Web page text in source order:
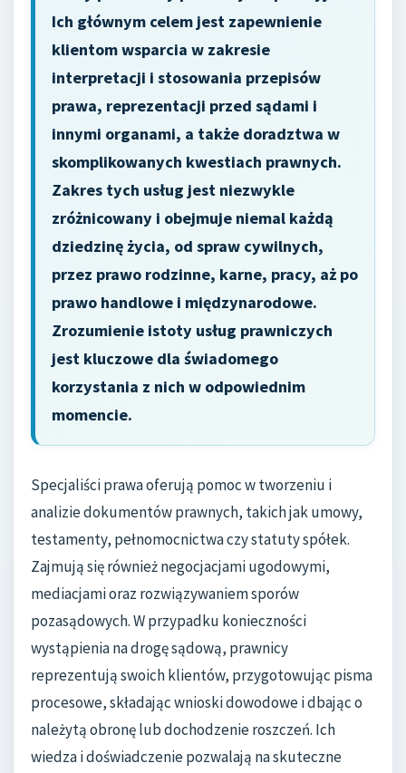
Ich głównym celem jest zapewnienie
klientom wsparcia w zakresie
interpretacji i stosowania przepisów
prawa, reprezentacji przed sądami i
innymi organami, a także doradztwa w
skomplikowanych kwestiach prawnych.
Zakres tych usług jest niezwykle
zróżnicowany i obejmuje niemal każdą
dziedzinę życia, od spraw cywilnych,
przez prawo rodzinne, karne, pracy, aż po
prawo handlowe i międzynarodowe.
Zrozumienie istoty usług prawniczych
jest kluczowe dla świadomego
korzystania z nich w odpowiednim
momencie.
Specjaliści prawa oferują pomoc w tworzeniu i
analizie dokumentów prawnych, takich jak umowy,
testamenty, pełnomocnictwa czy statuty spółek.
Zajmują się również negocjacjami ugodowymi,
mediacjami oraz rozwiązywaniem sporów
pozasądowych. W przypadku konieczności
wystąpienia na drogę sądową, prawnicy
reprezentują swoich klientów, przygotowując pisma
procesowe, składając wnioski dowodowe i dbając o
należytą obronę lub dochodzenie roszczeń. Ich
wiedza i doświadczenie pozwalają na skuteczne